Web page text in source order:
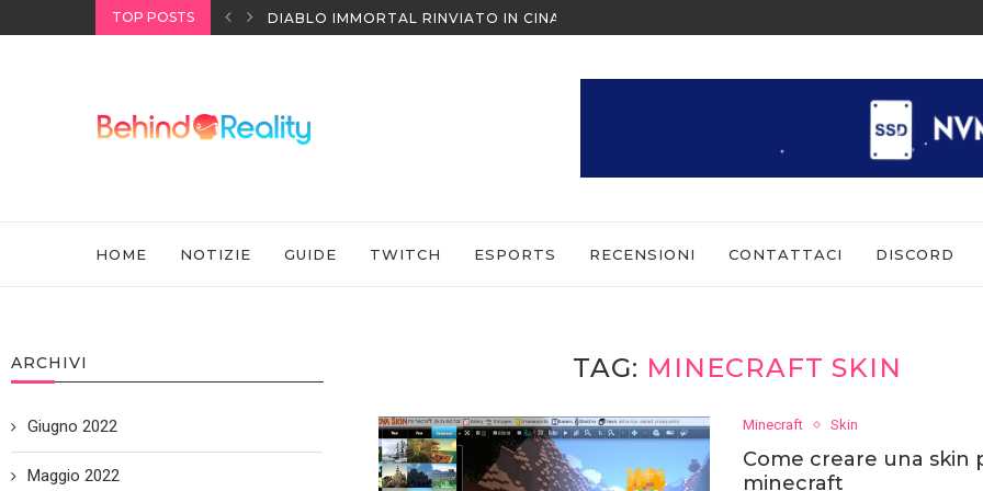
TOP POSTS
SONY DIABLO IMMORTAL RINVIATO IN CINA ALL’ULTIMO MOMENTO
HOME NOTIZIE GUIDE TWITCH ESPORTS RECENSIONI CONTATTACI DISCORD
TAG: MINECRAFT SKIN
Minecraft Skin
Come creare una skin
minecraft
ARCHIVI
Giugno 2022
Maggio 2022